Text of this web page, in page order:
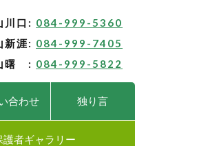
川口: 084-999-5360
新涯: 084-999-7405
曙 : 084-999-5822
合わせ 独り言
護者ギャラリー